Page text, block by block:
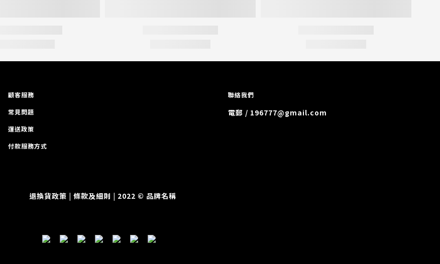
顧客服務
常見問題
運送政策
付款服務方式
聯絡我們
電郵 / 196777@gmail.com
退換貨政策 | 條款及細則 | 2022 © 品牌名稱